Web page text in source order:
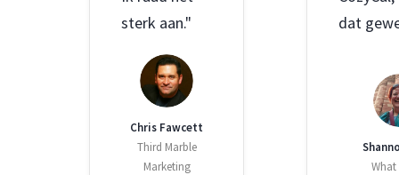
sterk aan."
Chris Fawcett
Third Marble
Marketing
dat
What